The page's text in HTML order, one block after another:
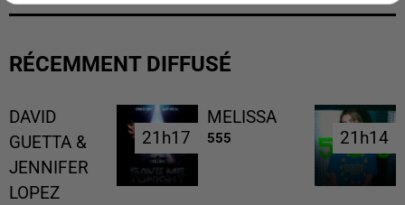
RÉCEMMENT DIFFUSÉ
DAVID
GUETTA &
JENNIFER
LOPEZ
21h17
21h17
MELISSA
555 21h14
21h14